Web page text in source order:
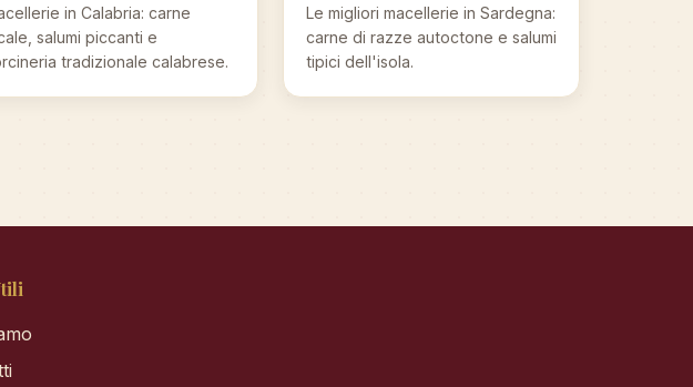
in Calabria: carne
salumi piccanti e
tradizionale calabrese.
Le migliori macellerie in Sardegna:
carne di razze autoctone e salumi
tipici dell'isola.